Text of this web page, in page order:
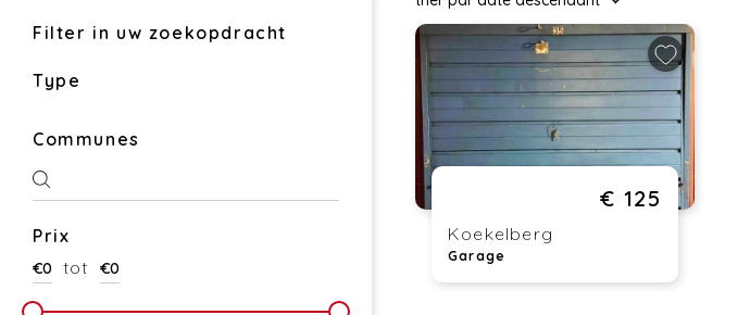
Filter in uw zoekopdracht
Type
Communes
Prix
€0 tot €0
€ 125
Koekelberg
Garage